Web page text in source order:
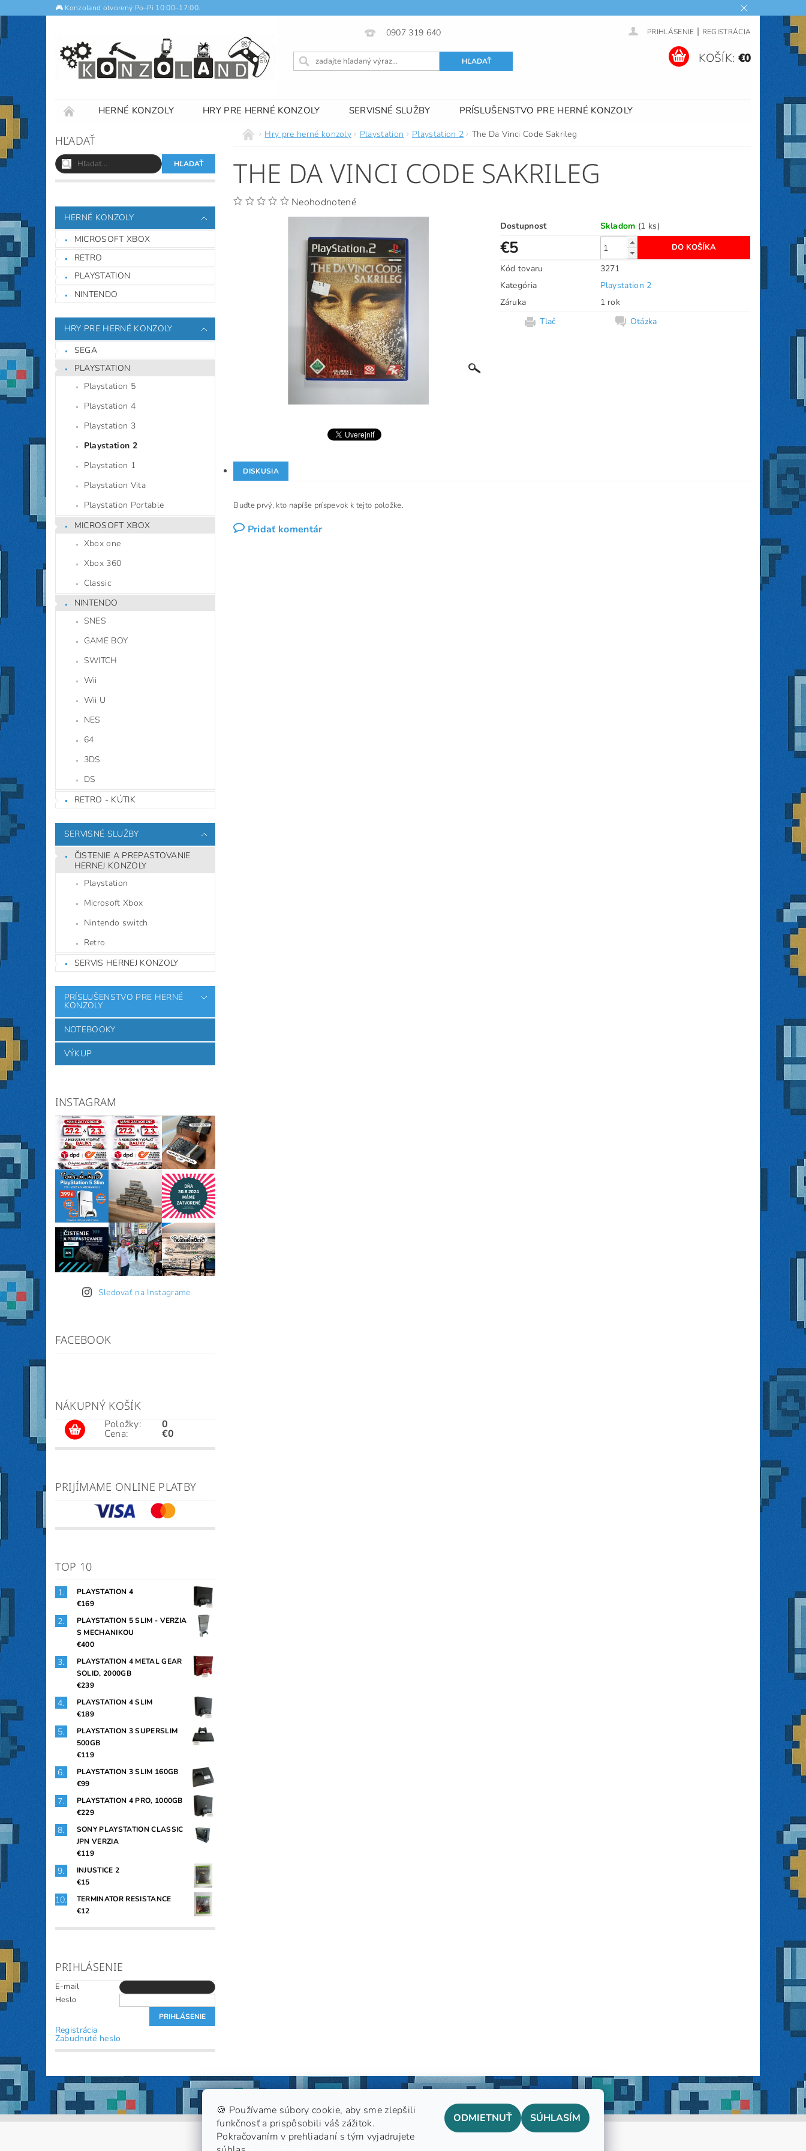
🎮 Konzoland otvorený Po–Pi 10:00–17:00.
0907 319 640 PRIHLÁSENIE | REGISTRÁCIA
KOŠÍK: €0
HERNÉ KONZOLY HRY PRE HERNÉ KONZOLY SERVISNÉ SLUŽBY
PRÍSLUŠENSTVO PRE HERNÉ KONZOLY
NOTEBOOKY
OBCHODNÉ PODMIENKY KONTAKTY
HĽADAŤ
HERNÉ KONZOLY
MICROSOFT XBOX
RETRO
PLAYSTATION
NINTENDO
HRY PRE HERNÉ KONZOLY
SEGA
PLAYSTATION
Playstation 5
Playstation 4
Playstation 3
Playstation 2
Playstation 1
Playstation Vita
Playstation Portable
MICROSOFT XBOX
Xbox one
Xbox 360
Classic
NINTENDO
SNES
GAME BOY
SWITCH
Wii
Wii U
NES
64
3DS
DS
RETRO - KÚTIK
SERVISNÉ SLUŽBY
ČISTENIE A PREPASTOVANIE
HERNEJ KONZOLY
Playstation
Microsoft Xbox
Nintendo switch
Retro
SERVIS HERNEJ KONZOLY
PRÍSLUŠENSTVO PRE HERNÉ
KONZOLY
NOTEBOOKY
VÝKUP
INSTAGRAM
Sledovať na Instagrame
FACEBOOK
NÁKUPNÝ KOŠÍK
Položky:
Cena:
0
€0
PRIJÍMAME ONLINE PLATBY
TOP 10
PLAYSTATION 4
€169
PLAYSTATION 5 SLIM - VERZIA
S MECHANIKOU
€400
PLAYSTATION 4 METAL GEAR
SOLID, 2000GB
€239
PLAYSTATION 4 SLIM
€189
PLAYSTATION 3 SUPERSLIM
500GB
€119
PLAYSTATION 3 SLIM 160GB
€99
PLAYSTATION 4 PRO, 1000GB
€229
SONY PLAYSTATION CLASSIC
JPN VERZIA
€119
INJUSTICE 2
€15
TERMINATOR RESISTANCE
€12
PRIHLÁSENIE
E-mail
Heslo
Registrácia
Zabudnuté heslo
Hry pre herné konzoly Playstation Playstation 2 The Da Vinci Code Sakrileg
THE DA VINCI CODE SAKRILEG
Neohodnotené
Dostupnosť Skladom (1 ks)
€5
Kód tovaru
3271
Kategória
Playstation 2
Záruka
1 rok
Tlač
Otázka
DISKUSIA
Buďte prvý, kto napíše príspevok k tejto položke.
Pridať komentár
GDPR
🍪 Používame súbory cookie, aby sme zlepšili
funkčnosť a prispôsobili váš zážitok.
Pokračovaním v prehliadaní s tým vyjadrujete
ODMIETNUŤ SÚHLASÍM